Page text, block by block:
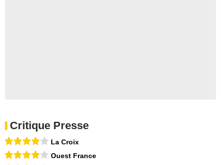
Critique Presse
La Croix
Ouest France